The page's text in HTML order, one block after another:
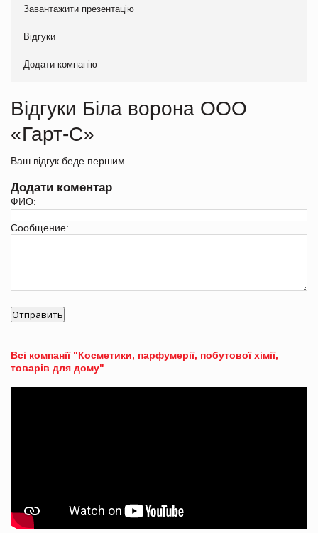
Завантажити презентацію
Відгуки
Додати компанію
Відгуки Біла ворона ООО
«Гарт-С»
Ваш відгук беде першим.
Додати коментар
ФИО:
Сообщение:
Всі компанії "Косметики, парфумерії, побутової хімії,
товарів для дому"